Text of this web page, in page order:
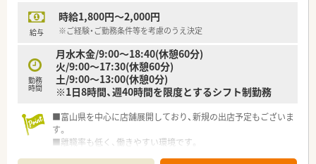
【職場環境と雰囲気】
係なく誰でも自由に意見を言い合える風通しの良さが特徴で
す。
■高い目標を持つ前向きなスタッフが多く在籍しており、お互い
に切磋琢磨しながらスキルアップを目指せる活気ある職場で
■薬剤師会への加入など教育制度が充実しているため、常に新し
い知識を吸収しながら専門性を高めていくことができる環境で
す。
給与
時給1,800円～2,000円
※ご経験・ご勤務条件等を考慮のうえ決定
勤務
時間
月水木金/9:00～18:40(休憩60分)
火/9:00～17:30(休憩60分)
土/9:00～13:00(休憩0分)
※1日8時間、週40時間を限度とするシフト制勤務
■富山県を中心に店舗展開しており、新規の出店予定もございま
す。
■離職率も低く、働きやすい環境です。